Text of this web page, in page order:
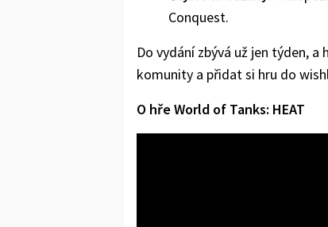
Conquest.
Do vydání zbývá už jen týden,
komunity a přidat si hru do
O hře World of Tanks: HEAT